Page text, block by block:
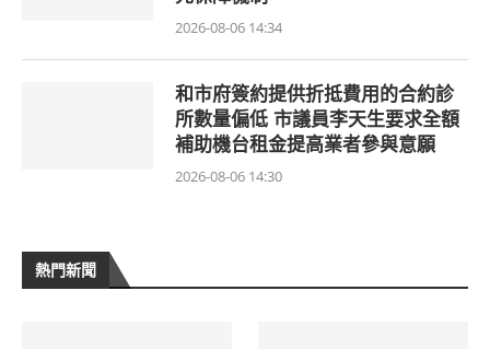
2026-08-06 14:34
和市府簽約提供折抵費用的合約診
所數量偏低 市議員李天生要求全額
補助機台租金提高業者參與意願
2026-08-06 14:30
熱門新聞